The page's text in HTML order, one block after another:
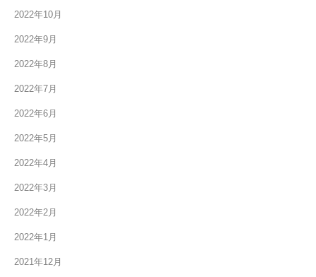
2022年10月
2022年9月
2022年8月
2022年7月
2022年6月
2022年5月
2022年4月
2022年3月
2022年2月
2022年1月
2021年12月